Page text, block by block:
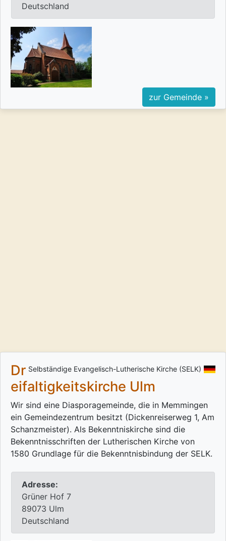
Deutschland
zur Gemeinde »
Selbständige Evangelisch-Lutherische Kirche (SELK)
Dr
eifaltigkeitskirche Ulm
Wir sind eine Diasporagemeinde, die in Memmingen
ein Gemeindezentrum besitzt (Dickenreiserweg 1, Am
Schanzmeister). Als Bekenntniskirche sind die
Bekenntnisschriften der Lutherischen Kirche von
1580 Grundlage für die Bekenntnisbindung der SELK.
Adresse:
Grüner Hof 7
89073 Ulm
Deutschland